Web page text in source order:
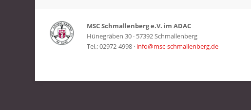
MSC Schmallenberg e.V. im ADAC
Hünegräben 30 · 57392 Schmallenberg
Tel.: 02972-4998 · info@msc-schmallenberg.de